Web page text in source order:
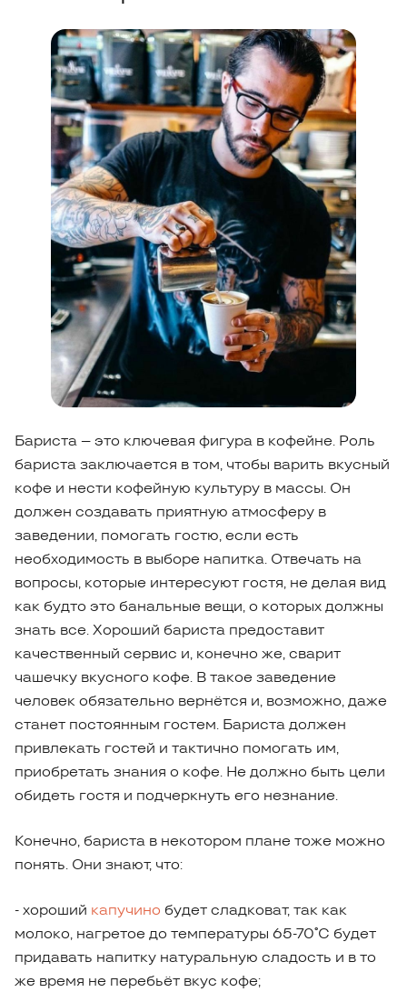
Бариста – это ключевая фигура в кофейне. Роль
бариста заключается в том, чтобы варить вкусный
кофе и нести кофейную культуру в массы. Он
должен создавать приятную атмосферу в
заведении, помогать гостю, если есть
необходимость в выборе напитка. Отвечать на
вопросы, которые интересуют гостя, не делая вид
как будто это банальные вещи, о которых должны
знать все. Хороший бариста предоставит
качественный сервис и, конечно же, сварит
чашечку вкусного кофе. В такое заведение
человек обязательно вернётся и, возможно, даже
станет постоянным гостем. Бариста должен
привлекать гостей и тактично помогать им,
приобретать знания о кофе. Не должно быть цели
обидеть гостя и подчеркнуть его незнание.
Конечно, бариста в некотором плане тоже можно
понять. Они знают, что:
- хороший капучино будет сладковат, так как
молоко, нагретое до температуры 65-70˚С будет
придавать напитку натуральную сладость и в то
же время не перебьёт вкус кофе;